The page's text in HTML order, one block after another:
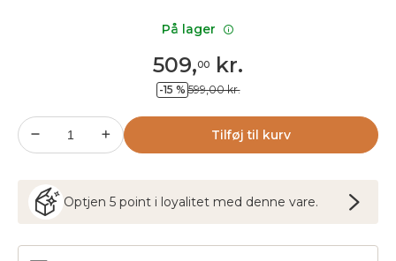
509,00 kr.
-15 % 599,00 kr.
Tilføj til kurv
Optjen 5 point i loyalitet med denne vare.